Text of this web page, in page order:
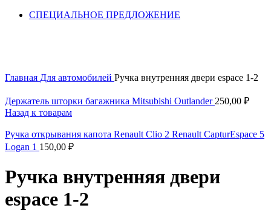
СПЕЦИАЛЬНОЕ ПРЕДЛОЖЕНИЕ
Главная Для автомобилей Ручка внутренняя двери espace 1-2
Держатель шторки багажника Mitsubishi Outlander 250,00 ₽
Назад к товарам
Ручка открывания капота Renault Clio 2 Renault CapturEspace 5
Logan 1 150,00 ₽
Ручка внутренняя двери
espace 1-2